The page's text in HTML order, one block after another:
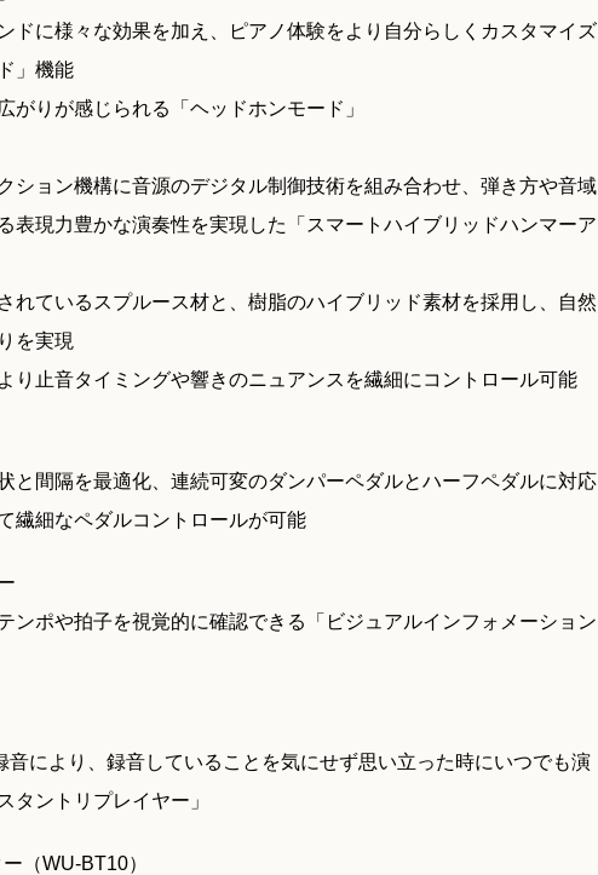
ドに様々な効果を加え、ピアノ体験をより自分らしくカスタマイズ
」機能
がりが感じられる「ヘッドホンモード」
ション機構に音源のデジタル制御技術を組み合わせ、弾き方や音域
表現力豊かな演奏性を実現した「スマートハイブリッドハンマーア
れているスプルース材と、樹脂のハイブリッド素材を採用し、自然
を実現
り止音タイミングや響きのニュアンスを繊細にコントロール可能
と間隔を最適化、連続可変のダンパーペダルとハーフペダルに対応
繊細なペダルコントロールが可能
ンポや拍子を視覚的に確認できる「ビジュアルインフォメーション
により、録音していることを気にせず思い立った時にいつでも演
タントリプレイヤー」
（WU-BT10）